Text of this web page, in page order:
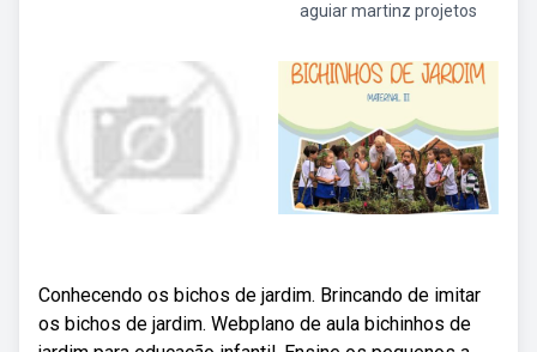
aguiar martinz projetos
Conhecendo os bichos de jardim. Brincando de imitar
os bichos de jardim. Webplano de aula bichinhos de